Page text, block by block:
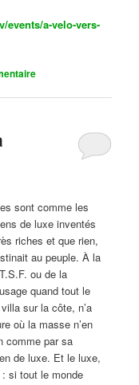
events/a-velo-vers-
sont comme les
de luxe inventés
riches et que rien,
au peuple. À la
ou de la
quand tout le
sur la côte, n’a
où la masse n’en
comme par sa
de luxe. Et le luxe,
si tout le monde